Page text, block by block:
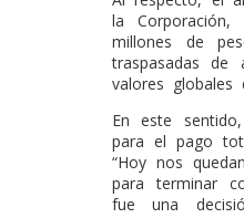
la
millones de
traspasadas de
valores globales
En este
para el pago
“Hoy nos
para terminar
fue una